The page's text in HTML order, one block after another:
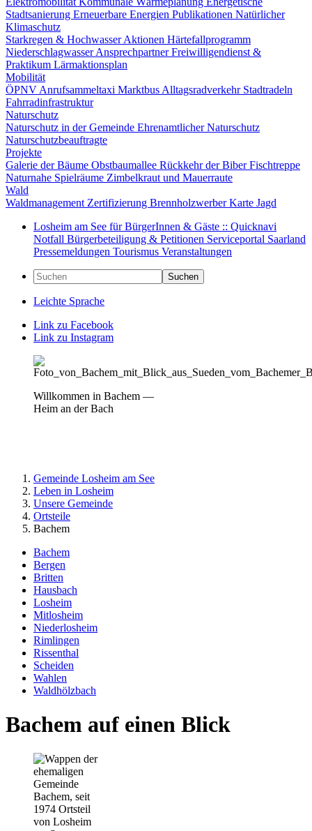
Stadtsanierung Erneuerbare Energien Publikationen Natürlicher
Klimaschutz
Starkregen & HochwasserAktionen Härtefallprogramm
NiederschlagwasserAnsprechpartnerFreiwilligendienst &
Praktikum Lärmaktionsplan
Mobilität
ÖPNV Anrufsammeltaxi Marktbus Alltagsradverkehr Stadtradeln
Fahrradinfrastruktur
Naturschutz
Naturschutz in der Gemeinde Ehrenamtlicher Naturschutz
Naturschutzbeauftragte
Projekte
Galerie der Bäume Obstbaumallee Rückkehr der BiberFischtreppe
Naturnahe Spielräume Zimbelkraut und Mauerraute
Wald
Waldmanagement Zertifizierung BrennholzwerberKarte Jagd
Losheim am See für BürgerInnen & Gäste :: Quicknavi
Notfall Bürgerbeteiligung & Petitionen Serviceportal Saarland
Pressemeldungen Tourismus Veranstaltungen
Suchen
Leichte Sprache
Link zu Facebook
Link zu Instagram
Willkommen in Bachem —
Heim an der Bach
Gemeinde Losheim am See
Leben in Losheim
Unsere Gemeinde
Ortsteile
Bachem
Bachem
Bergen
Britten
Hausbach
Losheim
Mitlosheim
Niederlosheim
Rimlingen
Rissenthal
Scheiden
Wahlen
Waldhölzbach
Bachem auf einen Blick